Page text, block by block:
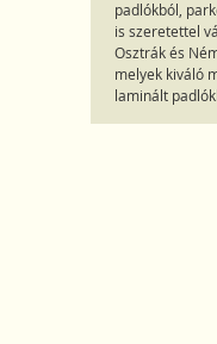
padlókból,
is szeretettel
Osztrák és
melyek kiváló
laminált